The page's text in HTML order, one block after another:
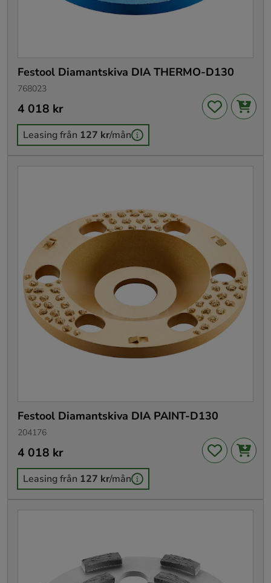
Festool Diamantskiva DIA THERMO-D130
768023
Pris:4 018 kr
4 018 kr
Leasing från 127 kr/mån
Festool Diamantskiva DIA PAINT-D130
204176
Pris:4 018 kr
4 018 kr
Leasing från 127 kr/mån